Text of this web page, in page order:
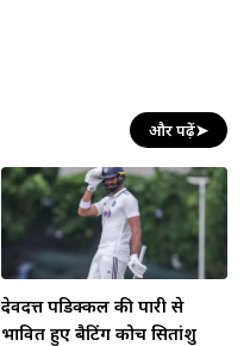
और पढ़ें➤
देवदत्त पडिक्कल की पारी से
प्रभावित हुए बैटिंग कोच सितांशु